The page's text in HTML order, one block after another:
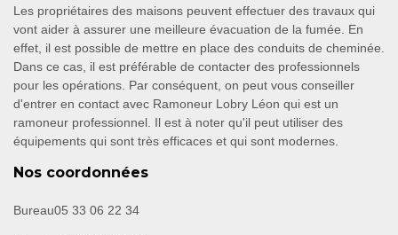
Les propriétaires des maisons peuvent effectuer des travaux qui
vont aider à assurer une meilleure évacuation de la fumée. En
effet, il est possible de mettre en place des conduits de cheminée.
Dans ce cas, il est préférable de contacter des professionnels
pour les opérations. Par conséquent, on peut vous conseiller
d'entrer en contact avec Ramoneur Lobry Léon qui est un
ramoneur professionnel. Il est à noter qu'il peut utiliser des
équipements qui sont très efficaces et qui sont modernes.
Nos coordonnées
Bureau05 33 06 22 34